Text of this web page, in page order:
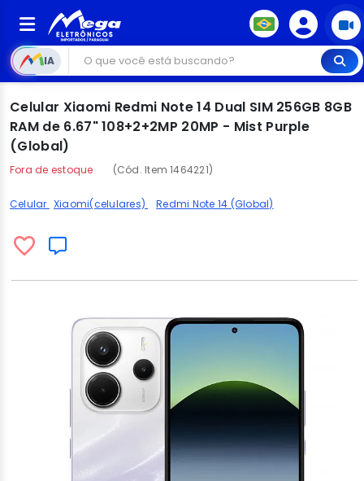
IA
Celular Xiaomi Redmi Note 14 Dual SIM 256GB 8GB
RAM de 6.67" 108+2+2MP 20MP - Mist Purple
(Global)
Fora de estoque (Cód. Item 1464221)
Celular Xiaomi(celulares) Redmi Note 14 (Global)